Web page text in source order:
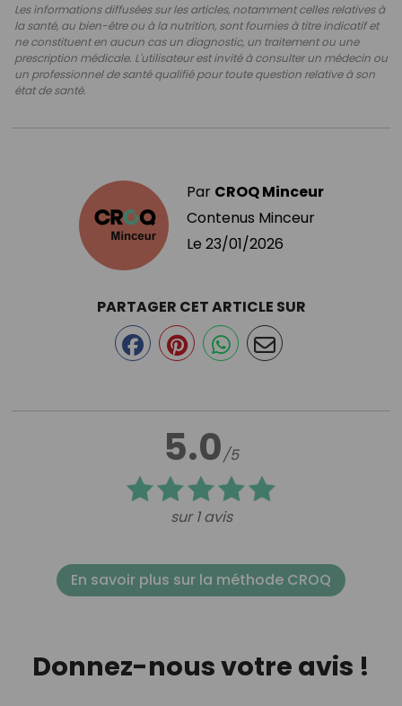
Les informations diffusées sur les articles, notamment celles relatives à
la santé, au bien-être ou à la nutrition, sont fournies à titre indicatif et
ne constituent en aucun cas un diagnostic, un traitement ou une
prescription médicale. L'utilisateur est invité à consulter un médecin ou
un professionnel de santé qualifié pour toute question relative à son
état de santé.
Par CROQ Minceur
Contenus Minceur
Le 23/01/2026
5.0/5
sur 1 avis
PARTAGER CET ARTICLE SUR
En savoir plus sur la méthode CROQ
Donnez-nous votre avis !